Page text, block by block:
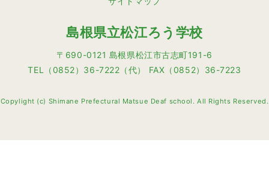
島根県立松江ろう学校
〒690-0121 島根県松江市古志町191-6
TEL（0852）36-7222（代） FAX（0852）36-7223
Copylight (c) Shimane Prefectural Matsue Deaf school. All Rights Reserved.